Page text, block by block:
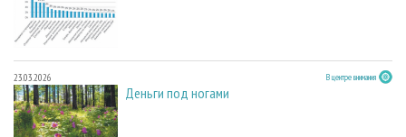
23.03.2026 В центре внимания
Деньги под ногами